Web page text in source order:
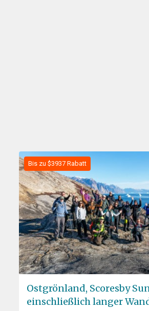
Bis zu $3937 Rabatt
Ostgrönland, Scoresby
einschließlich langer